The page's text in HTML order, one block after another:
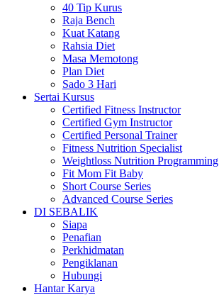
40 Tip Kurus
Raja Bench
Kuat Katang
Rahsia Diet
Masa Memotong
Plan Diet
Sado 3 Hari
Sertai Kursus
Certified Fitness Instructor
Certified Gym Instructor
Certified Personal Trainer
Fitness Nutrition Specialist
Weightloss Nutrition Programming
Fit Mom Fit Baby
Short Course Series
Advanced Course Series
DI SEBALIK
Siapa
Penafian
Perkhidmatan
Pengiklanan
Hubungi
Hantar Karya